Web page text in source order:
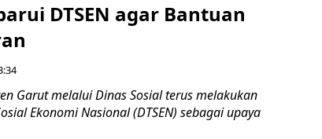
DTSEN agar Bantuan
Garut melalui Dinas Sosial terus melakukan
Ekonomi Nasional (DTSEN) sebagai upaya